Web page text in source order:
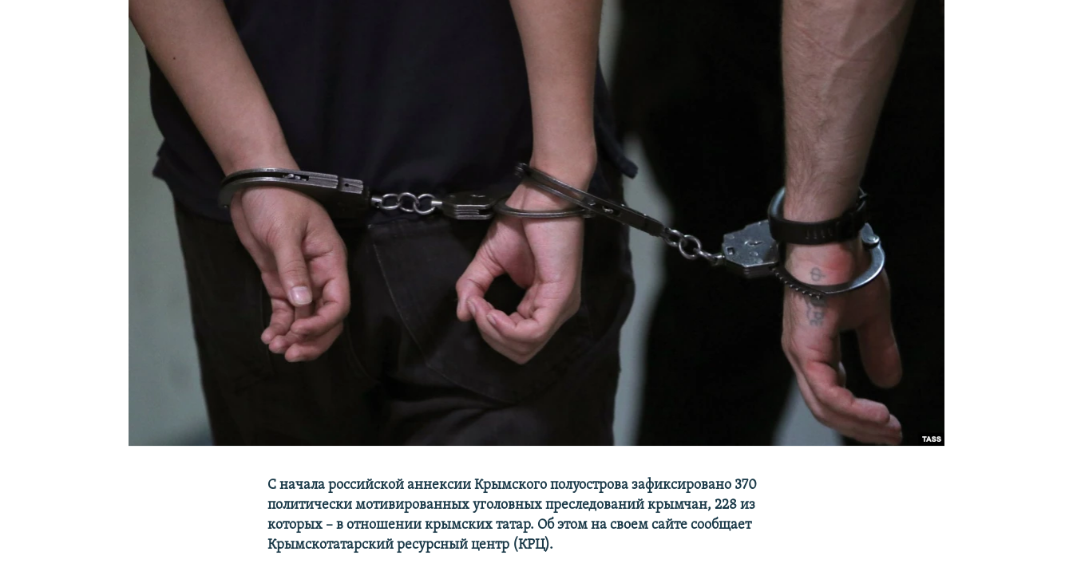
КРЫМ.НЕПОКОРЕННЫЙ
УКРАИНСКАЯ ПРОБЛЕМА КРЫМА
С начала российской аннексии Крымского полуострова зафиксировано 370
политически мотивированных уголовных преследований крымчан, 228 из
которых – в отношении крымских татар. Об этом на своем сайте сообщает
Крымскотатарский ресурсный центр (КРЦ).